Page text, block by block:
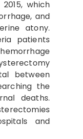
which
and
atony.
patients
between
the
deaths.
and